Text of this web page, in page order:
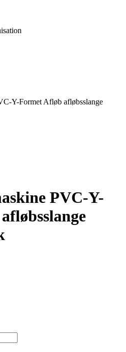
Y-Formet Afløb afløbsslange
PVC-Y-